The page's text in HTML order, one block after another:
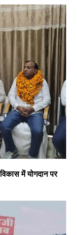
में योगदान पर